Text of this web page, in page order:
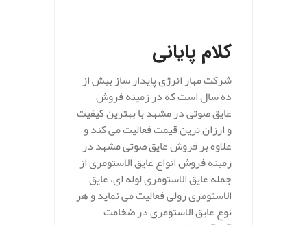
کلام پایانی
شرکت مهار انرژی پایدار ساز بیش از
ده سال است که در زمینه فروش
عایق صوتی در مشهد با بهترین کیفیت
و ارزان ترین قیمت فعالیت می کند و
علاوه بر فروش عایق صوتی مشهد در
زمینه فروش انواع عایق الاستومری از
جمله عایق الاستومری لوله ای، عایق
الاستومری رولی فعالیت می نماید و هر
نوع عایق الاستومری در ضخامت